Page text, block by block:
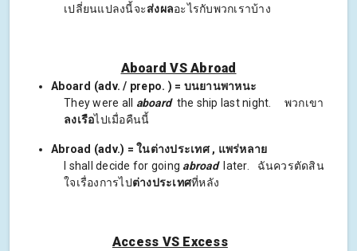
เปลี่ยนแปลงนี้จะส่งผลอะไรกับพวกเราบ้าง
Aboard VS Abroad
Aboard (adv. / prepo. ) = บนยานพาหนะ
They were all aboard the ship last night. พวกเขา
ลงเรือไปเมื่อคืนนี้
Abroad (adv.) = ในต่างประเทศ , แพร่หลาย
I shall decide for going abroad
later. ฉันควรตัดสิน
ใจเรื่องการไปต่างประเทศที่หลัง
Access VS Excess